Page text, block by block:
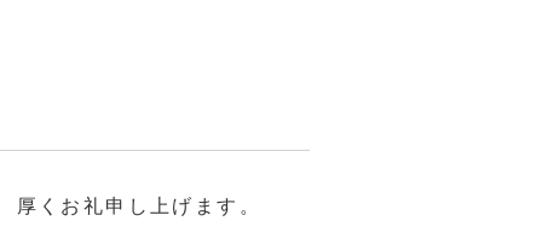
くお礼申し上げます。